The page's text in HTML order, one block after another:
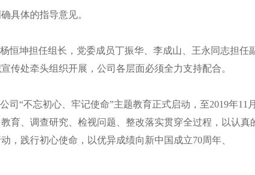
具体的指导意见。
恒坤担任组长，党委成员丁振华、李成山、王永同志担任
传处牵头组织开展，公司各层面必须全力支持配合。
司“不忘初心、牢记使命”主题教育正式启动，至2019年11月
育、调查研究、检视问题、整改落实贯穿全过程，以认真
，践行初心使命，以优异成绩向新中国成立70周年、